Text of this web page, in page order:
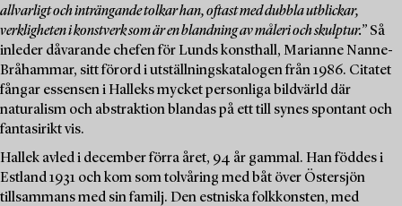
allvarligt och inträngande tolkar han, oftast med dubbla utblickar,
verkligheten i konstverk som är en blandning av måleri och skulptur.” Så
inleder dåvarande chefen för Lunds konsthall, Marianne Nanne-
Bråhammar, sitt förord i utställningskatalogen från 1986. Citatet
fångar essensen i Halleks mycket personliga bildvärld där
naturalism och abstraktion blandas på ett till synes spontant och
fantasirikt vis.
Hallek avled i december förra året, 94 år gammal. Han föddes i
Estland 1931 och kom som tolvåring med båt över Östersjön
tillsammans med sin familj. Den estniska folkkonsten, med